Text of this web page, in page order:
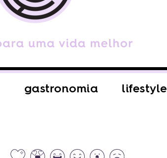
gastronomia lifestyle